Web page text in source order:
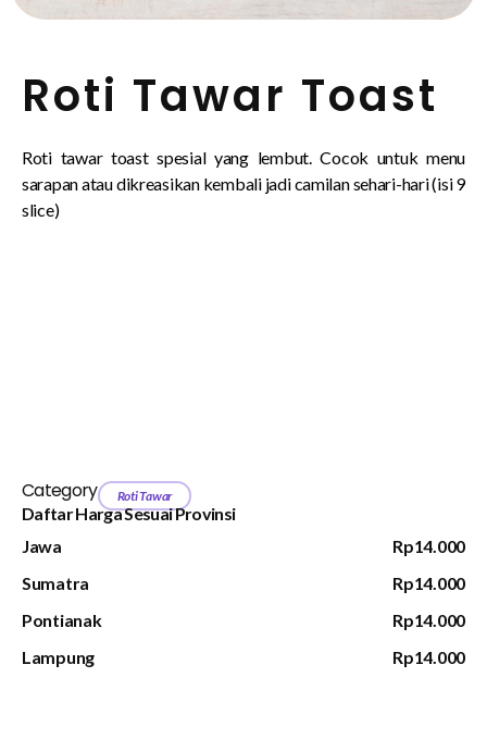
Roti Tawar Toast
Roti tawar toast spesial yang lembut. Cocok untuk menu
sarapan atau dikreasikan kembali jadi camilan sehari-hari (isi 9
slice)
Category Roti Tawar
Daftar Harga Sesuai Provinsi
Jawa
Rp14.000
Sumatra
Rp14.000
Pontianak
Rp14.000
Lampung
Rp14.000